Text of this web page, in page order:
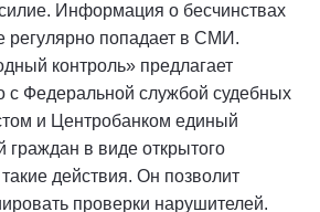
Информация о бесчинствах
регулярно попадает в СМИ.
контроль» предлагает
с Федеральной службой судебных
и Центробанком единый
в виде открытого
действия. Он позволит
проверки нарушителей.